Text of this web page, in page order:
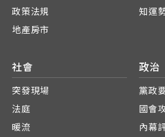
政策法規
地產房市
知運
社會
突發現場
法庭
暖流
政治
黨政
國會
內幕